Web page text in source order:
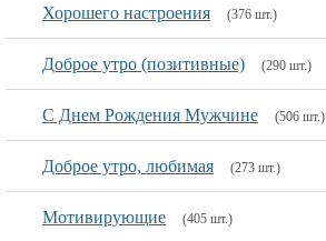
Хорошего настроения (376 шт.)
Доброе утро (позитивные) (290 шт.)
С Днем Рождения Мужчине (506 шт.)
Доброе утро, любимая (273 шт.)
Мотивирующие (405 шт.)